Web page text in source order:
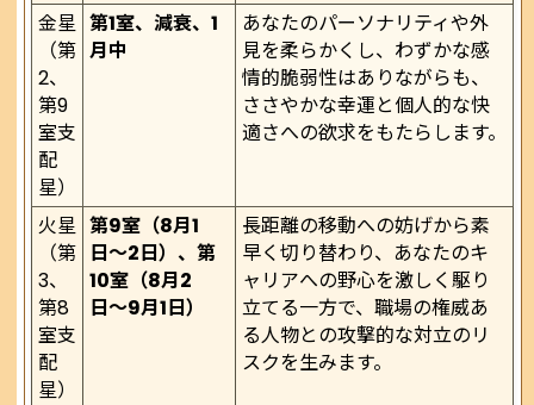
金星
（第
2、
第9
室支
配
星）
第1室、減衰、1
月中
あなたのパーソナリティや外
見を柔らかくし、わずかな感
情的脆弱性はありながらも、
ささやかな幸運と個人的な快
適さへの欲求をもたらします。
火星
（第
3、
第8
室支
配
星）
第9室（8月1
日〜2日）、第
10室（8月2
日〜9月1日）
長距離の移動への妨げから素
早く切り替わり、あなたのキ
ャリアへの野心を激しく駆り
立てる一方で、職場の権威あ
る人物との攻撃的な対立のリ
スクを生みます。